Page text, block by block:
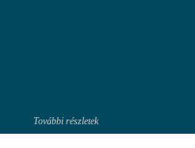
További részletek